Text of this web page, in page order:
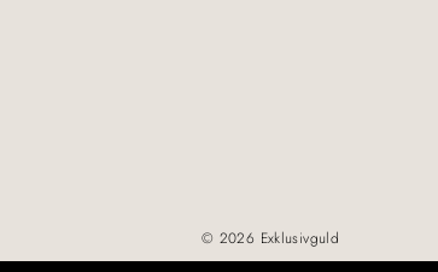
© 2026 Exklusivguld